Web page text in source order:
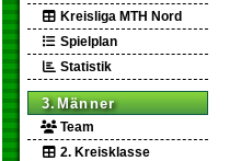
Kreisliga MTH Nord
Spielplan
Statistik
3.Männer
Team
2. Kreisklasse